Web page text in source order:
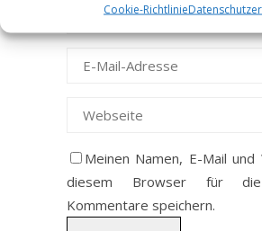
Cookie-Richtlinie
Meinen Namen, E-Mail
diesem Browser für die
Kommentare speichern.